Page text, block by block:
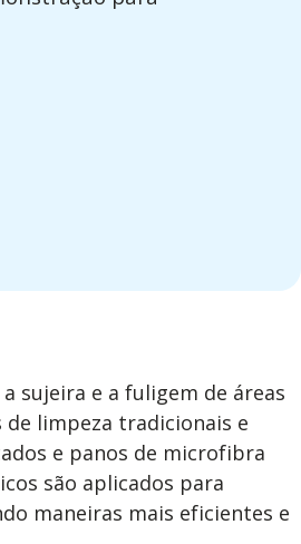
sujeira e a fuligem de áreas
limpeza tradicionais e
e panos de microfibra
são aplicados para
maneiras mais eficientes e